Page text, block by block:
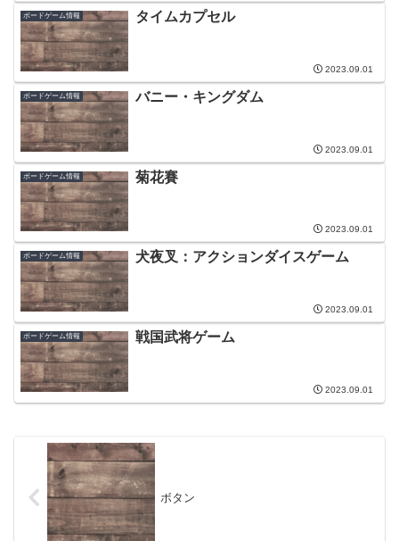
ボードゲーム情報 タイムカプセル
2023.09.01
ボードゲーム情報 バニー・キングダム
2023.09.01
ボードゲーム情報 菊花賽
2023.09.01
ボードゲーム情報 犬夜叉：アクションダイスゲーム
2023.09.01
ボードゲーム情報 戦国武将ゲーム
2023.09.01
ボタン